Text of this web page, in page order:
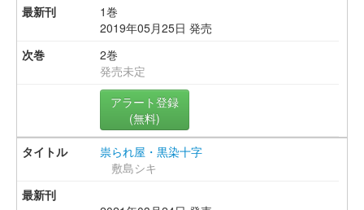
1巻
2019年05月25日 発売
2巻
発売未定
アラート登録
(無料)
祟られ屋・黒染十字
敷島シキ